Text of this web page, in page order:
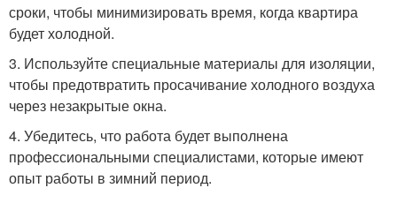
сроки, чтобы минимизировать время, когда квартира
будет холодной.
3. Используйте специальные материалы для изоляции,
чтобы предотвратить просачивание холодного воздуха
через незакрытые окна.
4. Убедитесь, что работа будет выполнена
профессиональными специалистами, которые имеют
опыт работы в зимний период.